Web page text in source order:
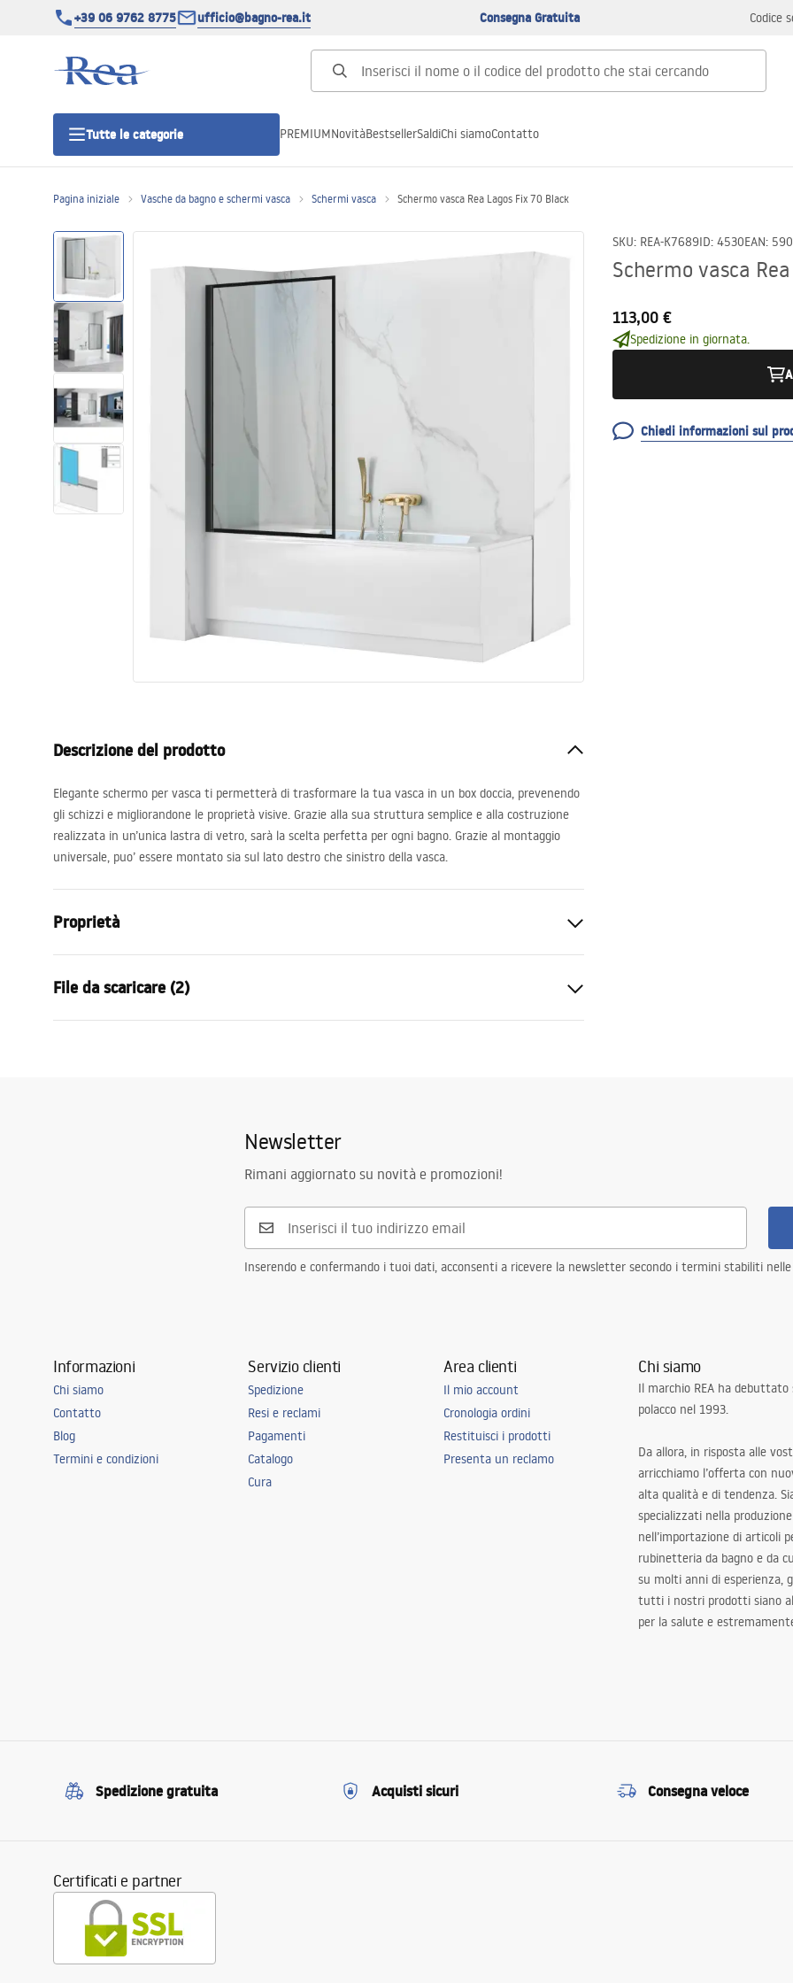
+39 06 9762 8775 ufficio@bagno-rea.it Consegna Gratuita Codice
Tutte le categorie
Porte doccia
Piatti doccia da bagno
Canaline di scarico
Set di vaso WC e bidet
Lavabi
Vasche da bagno e schermi vasca
PREMIUMNovitàBestsellerSaldiChi siamoContatto
Pagina iniziale Vasche da bagno e schermi vasca Schermi vasca Schermo vasca Rea Lagos Fix 70 Black
SKU: REA-K7689ID: 4530EAN:
Schermo vasca
113,00 €
Spedizione in giornata.
Chiedi informazioni sul
Descrizione del prodotto
Elegante schermo per vasca ti permetterà di trasformare la tua vasca in un box doccia, prevenendo
gli schizzi e migliorandone le proprietà visive. Grazie alla sua struttura semplice e alla costruzione
realizzata in un’unica lastra di vetro, sarà la scelta perfetta per ogni bagno. Grazie al montaggio
universale, puo’ essere montato sia sul lato destro che sinistro della vasca.
Proprietà
Materiale
Colore
Nero
Trasparente
1 anta
File da scaricare (2)
Newsletter
Rimani aggiornato su novità e promozioni!
Inserendo e confermando i tuoi dati, acconsenti a ricevere la newsletter secondo i termini stabiliti nelle
Informazioni
Chi siamo
Contatto
Blog
Termini e condizioni
Servizio clienti
Spedizione
Resi e reclami
Pagamenti
Catalogo
Cura
Area clienti
Il mio account
Cronologia ordini
Restituisci i prodotti
Presenta un reclamo
Chi siamo
Il marchio REA ha
polacco nel 1993.
Da allora, in risposta alle
arricchiamo l’offerta con
alta qualità e di tendenza.
specializzati nella
nell’importazione di articoli
rubinetteria da bagno e da
su molti anni di esperienza,
tutti i nostri prodotti siano
per la salute e
Spedizione gratuita Acquisti sicuri Consegna veloce
Certificati e partner